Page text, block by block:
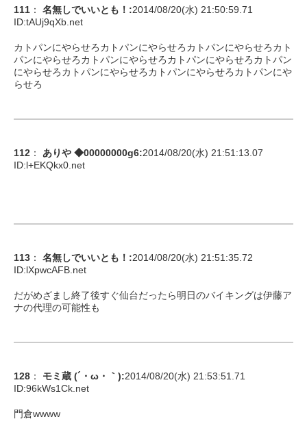
111 ： 名無しでいいとも！ :2014/08/20(水) 21:50:59.71
ID:tAUj9qXb.net
カトパンにやらせろカトパンにやらせろカトパンにやらせろカト
パンにやらせろカトパンにやらせろカトパンにやらせろカトパン
にやらせろカトパンにやらせろカトパンにやらせろカトパンにや
らせろ
112 ： ありや ◆00000000g6:2014/08/20(水) 21:51:13.07
ID:l+EKQkx0.net
113 ： 名無しでいいとも！ :2014/08/20(水) 21:51:35.72
ID:lXpwcAFB.net
だがめざまし終了後すぐ仙台だったら明日のバイキングは伊藤ア
ナの代理の可能性も
128 ： モミ蔵 (´・ω・｀):2014/08/20(水) 21:53:51.71
ID:96kWs1Ck.net
門倉wwww